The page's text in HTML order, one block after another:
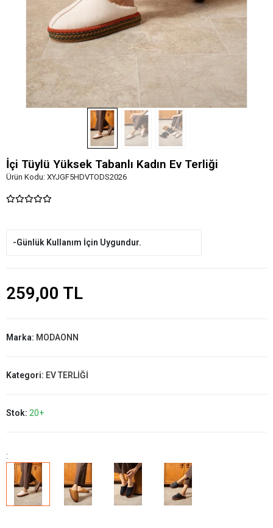
İçi Tüylü Yüksek Tabanlı Kadın Ev Terliği
Ürün Kodu: XYJGF5HDVTODS2026
-Günlük Kullanım İçin Uygundur.
259,00 TL
Marka: MODAONN
Kategori: EV TERLİĞİ
Stok: 20+
: